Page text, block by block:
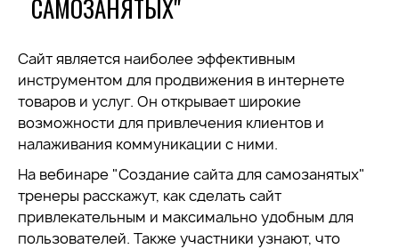
САМОЗАНЯТЫХ"
Сайт является наиболее эффективным
инструментом для продвижения в интернете
товаров и услуг. Он открывает широкие
возможности для привлечения клиентов и
налаживания коммуникации с ними.
На вебинаре "Создание сайта для самозанятых"
тренеры расскажут, как сделать сайт
привлекательным и максимально удобным для
пользователей. Также участники узнают, что